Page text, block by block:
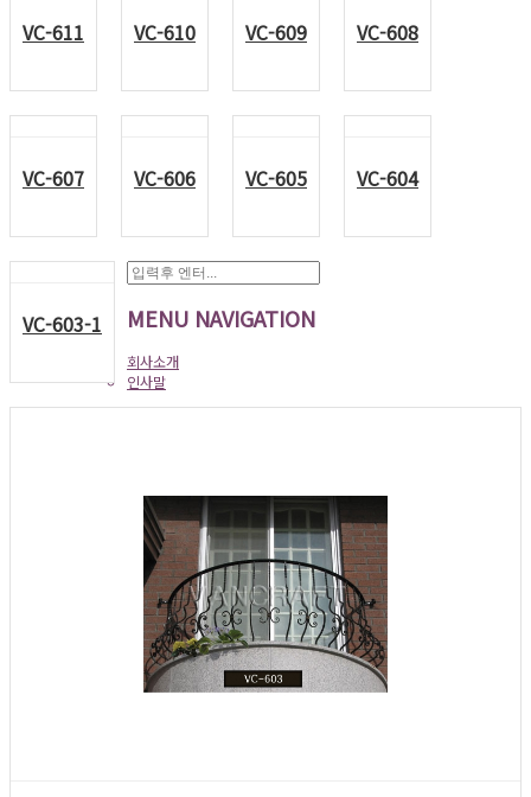
VC-611 VC-610 VC-609 VC-608
VC-607 VC-606 VC-605 VC-604
VC-603-1 MENU NAVIGATION
회사소개
인사말